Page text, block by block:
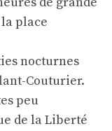
place
nocturnes
Couturier.
peu
de la Liberté